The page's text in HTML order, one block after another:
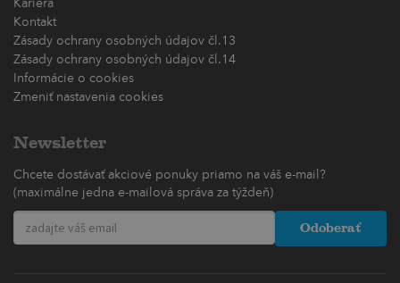
Kariéra
Kontakt
Zásady ochrany osobných údajov čl.13
Zásady ochrany osobných údajov čl.14
Informácie o cookies
Zmeniť nastavenia cookies
Newsletter
Chcete dostávať akciové ponuky priamo na váš e-mail?
(maximálne jedna e-mailová správa za týždeň)
Odoberať